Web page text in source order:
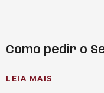
Como pedir o
LEIA MAIS